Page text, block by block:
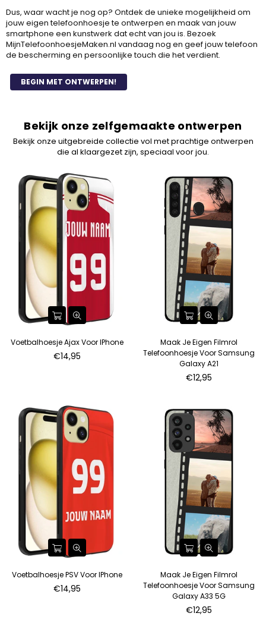
Dus, waar wacht je nog op? Ontdek de unieke mogelijkheid om
jouw eigen telefoonhoesje te ontwerpen en maak van jouw
smartphone een kunstwerk dat echt van jou is. Bezoek
MijnTelefoonhoesjeMaken.nl vandaag nog en geef jouw telefoon
de bescherming en persoonlijke touch die het verdient.
BEGIN MET ONTWERPEN!
Bekijk onze zelfgemaakte ontwerpen
Bekijk onze uitgebreide collectie vol met prachtige ontwerpen
die al klaargezet zijn, speciaal voor jou.
Voetbalhoesje Ajax Voor IPhone
€14,95
Maak Je Eigen Filmrol
Telefoonhoesje Voor Samsung
Galaxy A21
Normale
€12,95
Voetbalhoesje PSV Voor IPhone
€14,95
Maak Je Eigen Filmrol
Telefoonhoesje Voor Samsung
Galaxy A33 5G
€12,95